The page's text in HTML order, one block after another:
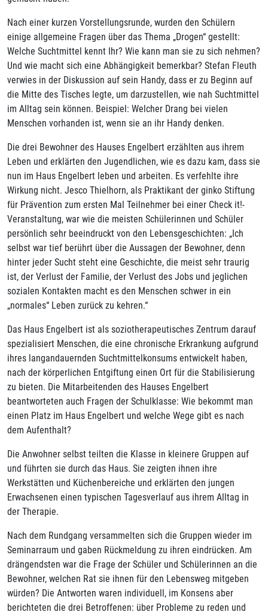
Nach einer kurzen Vorstellungsrunde, wurden den Schülern
einige allgemeine Fragen über das Thema „Drogen“ gestellt:
Welche Suchtmittel kennt Ihr? Wie kann man sie zu sich nehmen?
Und wie macht sich eine Abhängigkeit bemerkbar? Stefan Fleuth
verwies in der Diskussion auf sein Handy, dass er zu Beginn auf
die Mitte des Tisches legte, um darzustellen, wie nah Suchtmittel
im Alltag sein können. Beispiel: Welcher Drang bei vielen
Menschen vorhanden ist, wenn sie an ihr Handy denken.
Die drei Bewohner des Hauses Engelbert erzählten aus ihrem
Leben und erklärten den Jugendlichen, wie es dazu kam, dass sie
nun im Haus Engelbert leben und arbeiten. Es verfehlte ihre
Wirkung nicht. Jesco Thielhorn, als Praktikant der ginko Stiftung
für Prävention zum ersten Mal Teilnehmer bei einer Check it!-
Veranstaltung, war wie die meisten Schülerinnen und Schüler
persönlich sehr beeindruckt von den Lebensgeschichten: „Ich
selbst war tief berührt über die Aussagen der Bewohner, denn
hinter jeder Sucht steht eine Geschichte, die meist sehr traurig
ist, der Verlust der Familie, der Verlust des Jobs und jeglichen
sozialen Kontakten macht es den Menschen schwer in ein
„normales“ Leben zurück zu kehren.“
Das Haus Engelbert ist als soziotherapeutisches Zentrum darauf
spezialisiert Menschen, die eine chronische Erkrankung aufgrund
ihres langandauernden Suchtmittelkonsums entwickelt haben,
nach der körperlichen Entgiftung einen Ort für die Stabilisierung
zu bieten. Die Mitarbeitenden des Hauses Engelbert
beantworteten auch Fragen der Schulklasse: Wie bekommt man
einen Platz im Haus Engelbert und welche Wege gibt es nach
dem Aufenthalt?
Die Anwohner selbst teilten die Klasse in kleinere Gruppen auf
und führten sie durch das Haus. Sie zeigten ihnen ihre
Werkstätten und Küchenbereiche und erklärten den jungen
Erwachsenen einen typischen Tagesverlauf aus ihrem Alltag in
der Therapie.
Nach dem Rundgang versammelten sich die Gruppen wieder im
Seminarraum und gaben Rückmeldung zu ihren eindrücken. Am
drängendsten war die Frage der Schüler und Schülerinnen an die
Bewohner, welchen Rat sie ihnen für den Lebensweg mitgeben
würden? Die Antworten waren individuell, im Konsens aber
berichteten die drei Betroffenen: über Probleme zu reden und